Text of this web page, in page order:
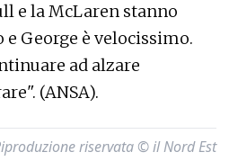
e la McLaren stanno
George è velocissimo.
ad alzare
(ANSA).
riservata © il Nord Est